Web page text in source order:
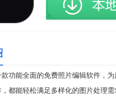
功能全面的免费照片编辑软件，
都能轻松满足多样化的图片处理